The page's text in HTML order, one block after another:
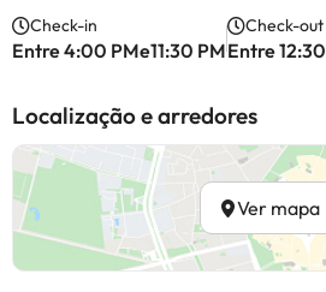
Check-in
Entre 4:00 PMe11:30 PM
Check-out
Entre
Localização e arredores
Ver mapa